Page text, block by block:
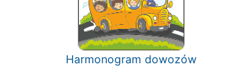
Harmonogram dowozów